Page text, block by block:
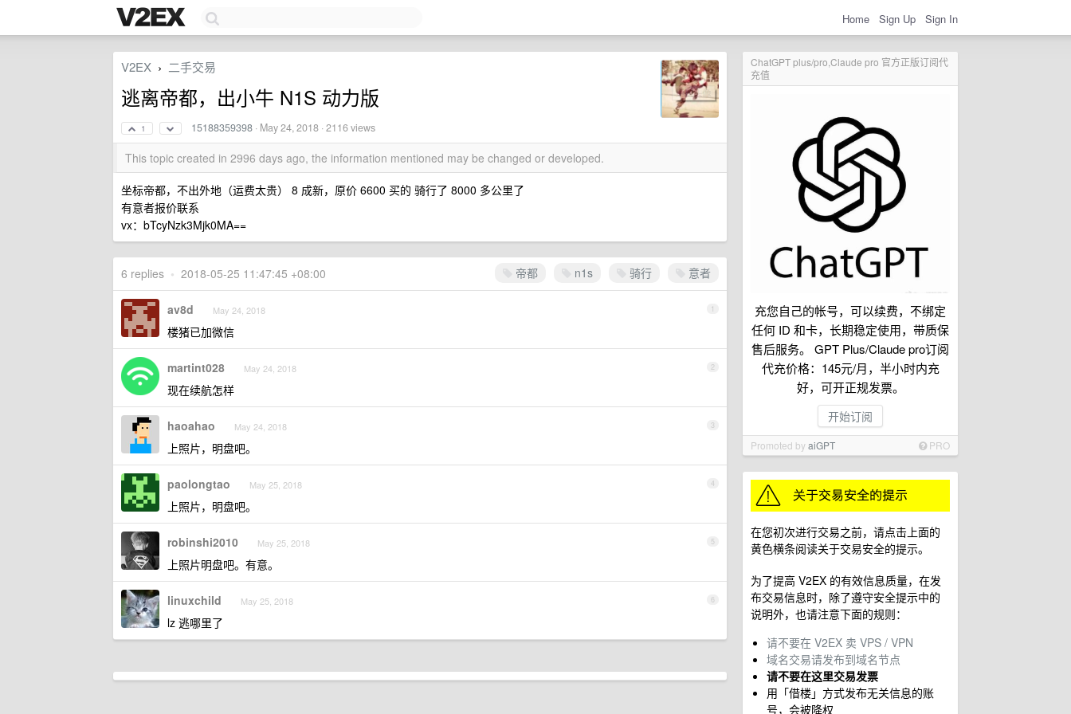
Home Sign Up Sign In
ChatGPT plus/pro,Claude pro 官方正版订阅代
充值
充您自己的帐号，可以续费，不绑定
任何 ID 和卡，长期稳定使用，带质保
售后服务。 GPT Plus/Claude pro订阅
代充价格：145元/月，半小时内充
好，可开正规发票。
开始订阅
Promoted byaiGPT PRO
在您初次进行交易之前，请点击上面的
黄色横条阅读关于交易安全的提示。
为了提高 V2EX 的有效信息质量，在发
布交易信息时，除了遵守安全提示中的
说明外，也请注意下面的规则：
请不要在 V2EX 卖 VPS / VPN
域名交易请发布到域名节点
请不要在这里交易发票
用「借楼」方式发布无关信息的账
号，会被降权
V2EX › 二手交易
逃离帝都，出小牛 N1S 动力版
1 15188359398 · May 24, 2018 · 2116 views
This topic created in 2996 days ago, the information mentioned may be changed or developed.
坐标帝都，不出外地（运费太贵） 8 成新，原价 6600 买的 骑行了 8000 多公里了
有意者报价联系
vx：bTcyNzk3Mjk0MA==
帝都 n1s 骑行 意者
6 replies • 2018-05-25 11:47:45 +08:00
1
av8d May 24, 2018
楼猪已加微信
2
martint028 May 24, 2018
现在续航怎样
3
haoahao May 24, 2018
上照片，明盘吧。
4
paolongtao May 25, 2018
上照片，明盘吧。
5
robinshi2010 May 25, 2018
上照片明盘吧。有意。
6
linuxchild May 25, 2018
lz 逃哪里了